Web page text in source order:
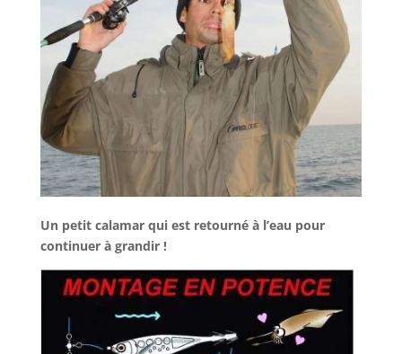
Un petit calamar qui est retourné à l’eau pour
continuer à grandir !